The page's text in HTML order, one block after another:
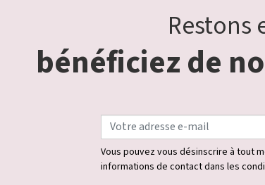
Restons
bénéficiez de
Vous pouvez vous désinscrire à tout
informations de contact dans les